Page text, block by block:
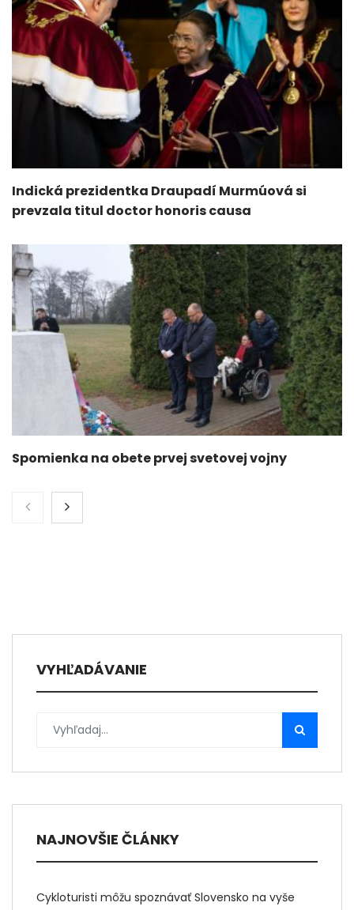
Indická prezidentka Draupadí Murmúová si
prevzala titul doctor honoris causa
Spomienka na obete prvej svetovej vojny
VYHĽADÁVANIE
NAJNOVŠIE ČLÁNKY
Cykloturisti môžu spoznávať Slovensko na vyše